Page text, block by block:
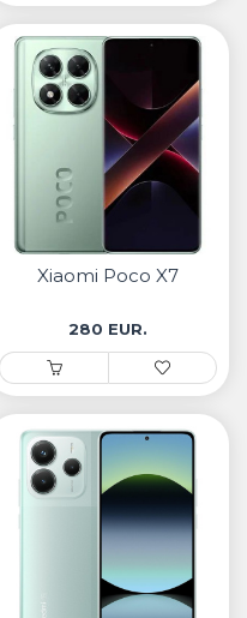
Xiaomi Poco X7
280 EUR.